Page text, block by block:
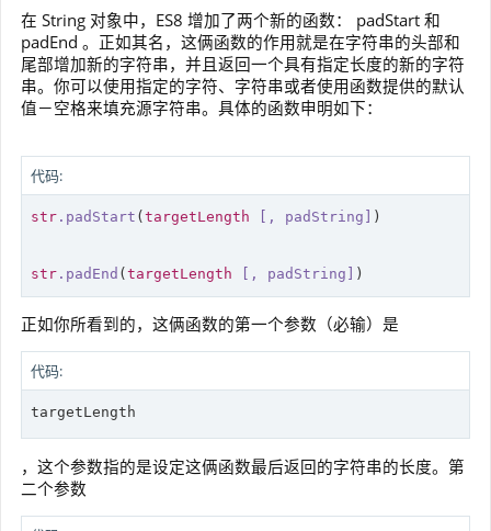
在 String 对象中，ES8 增加了两个新的函数： padStart 和
padEnd 。正如其名，这俩函数的作用就是在字符串的头部和
尾部增加新的字符串，并且返回一个具有指定长度的新的字符
串。你可以使用指定的字符、字符串或者使用函数提供的默认
值－空格来填充源字符串。具体的函数申明如下：
代码:
str .padStart ( targetLength [, padString] )
str .padEnd ( targetLength [, padString] )
正如你所看到的，这俩函数的第一个参数（必输）是
代码:
targetLength
，这个参数指的是设定这俩函数最后返回的字符串的长度。第
二个参数